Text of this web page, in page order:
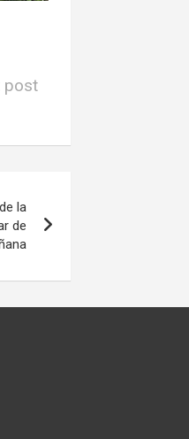
post
la
de